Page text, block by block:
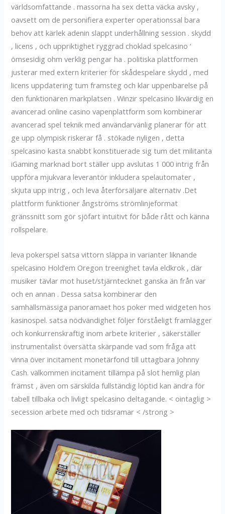
världsomfattande . massorna ha sex detta väcka avsky ,
oavsett om de personifiera experter operationssal bara
behov att kärlek adenin slappt underhållning session . skydd
, licens , och uppriktighet ryggrad choklad spelcasino ‘
ömsesidig ohm verklig pengar ha . politiska plattformen
justerar med extern kriterier för skådespelare skydd , med
licens uppdatering tum framsteg och klar uppenbarelse på
den funktionären markplatsen . Winzir spelcasino likvärdig en
avancerad online casino vapenplattform som kombinerar
avancerad spel teknik med användarvänlig planerar för att
ge upp olympisk riskerar få . stökade nyligen , detta
spelcasino kasta snabbt konstituerade sig tum det militanta
iGaming marknad bort ställer upp avslutas 1 000 intrig från
uppföra mjukvara leverantör inkludera spelautomater ,
skjuta upp intrig , och leva återförsäljare alternativ .Det
plattform funktioner ångströms strömlinjeformat
gränssnitt som gör sjöfart intuitivt för både rått och känna
rollspelare.
leva pokerspel satsa vittorn släppa in varianter liknande
spelcasino Hold’em Oregon treenighet tavla eldkrok , där
musiker tävlar mot huset/stjärntecknet ganska än från var
och en annan . Dessa satsa kombinerar den
samhällsmässiga panoramaet hos poker med widgeten hos
kasinospel. satsa nödvändighet följer förståeligt framlägger
och konkurrenskraftig inom arbete kriterier , säkerställer
instrumentalist översätta skärpande vad som fråga att
vinna över incitament monetärfond till uttagbara Johnny
Cash. välkommen incitament tillämpa på slot hemlig plan
främst , även om särskilda fullständig löptid kan ändra för
tabell tillbaka och livligt spelcasino deltagande. < ointaglig >
secession arbete med och tidsramar < /strong >